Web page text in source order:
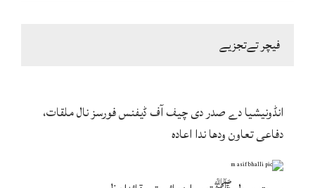
فیچر تےتجزیے
انڈونیشیا دے صدر دی چیف آف ڈیفنس فورسز نال ملقات،
دفاعی تعاون ودھا ندا اعادہ